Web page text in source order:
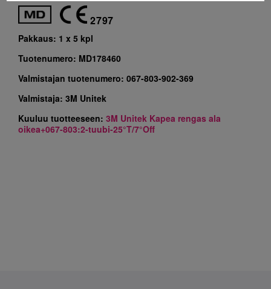
2797
Pakkaus: 1 x 5 kpl
Tuotenumero: MD178460
Valmistajan tuotenumero: 067-803-902-369
Valmistaja: 3M Unitek
Kuuluu tuotteeseen: 3M Unitek Kapea rengas ala
oikea+067-803:2-tuubi-25°T/7°Off